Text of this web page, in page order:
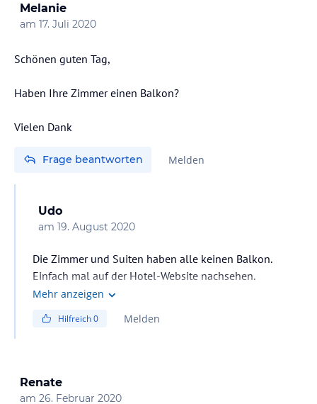
Melanie
am 17. Juli 2020
Schönen guten Tag,
Haben Ihre Zimmer einen Balkon?
Vielen Dank
Frage beantworten Melden
Udo
am 19. August 2020
Die Zimmer und Suiten haben alle keinen Balkon.
Einfach mal auf der Hotel-Website nachsehen.
Mehr anzeigen
Hilfreich0 Melden
Renate
am 26. Februar 2020